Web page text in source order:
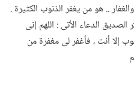
.. هو من يغفر الذنوب الكثيرة .
الدعاء الأتى : اللهم إنى
إلا أنت ، فأغفر لى مغفرة من